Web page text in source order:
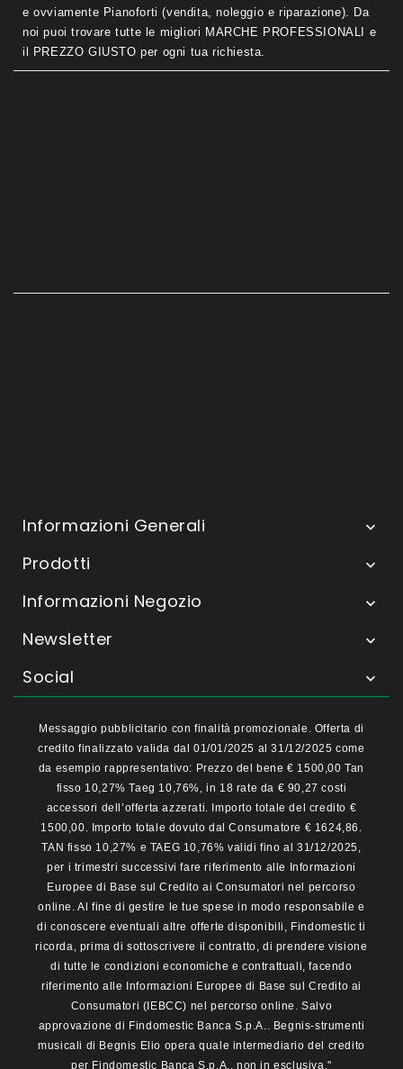
e ovviamente Pianoforti (vendita, noleggio e riparazione). Da
noi puoi trovare tutte le migliori MARCHE PROFESSIONALI e
il PREZZO GIUSTO per ogni tua richiesta.
Informazioni Generali 
Prodotti 
Informazioni Negozio 
Newsletter 
Social 
Messaggio pubblicitario con finalità promozionale. Offerta di
credito finalizzato valida dal 01/01/2025 al 31/12/2025 come
da esempio rappresentativo: Prezzo del bene € 1500,00 Tan
fisso 10,27% Taeg 10,76%, in 18 rate da € 90,27 costi
accessori dell’offerta azzerati. Importo totale del credito €
1500,00. Importo totale dovuto dal Consumatore € 1624,86.
TAN fisso 10,27% e TAEG 10,76% validi fino al 31/12/2025,
per i trimestri successivi fare riferimento alle Informazioni
Europee di Base sul Credito ai Consumatori nel percorso
online. Al fine di gestire le tue spese in modo responsabile e
di conoscere eventuali altre offerte disponibili, Findomestic ti
ricorda, prima di sottoscrivere il contratto, di prendere visione
di tutte le condizioni economiche e contrattuali, facendo
riferimento alle Informazioni Europee di Base sul Credito ai
Consumatori (IEBCC) nel percorso online. Salvo
approvazione di Findomestic Banca S.p.A.. Begnis-strumenti
musicali di Begnis Elio opera quale intermediario del credito
per Findomestic Banca S.p.A., non in esclusiva."